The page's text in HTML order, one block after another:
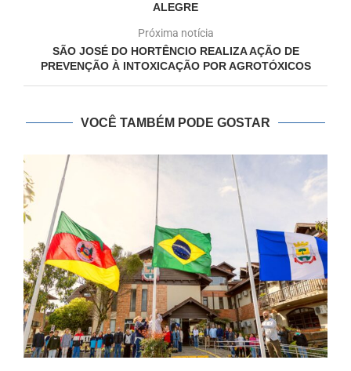
ALEGRE
Próxima notícia
SÃO JOSÉ DO HORTÊNCIO REALIZA AÇÃO DE
PREVENÇÃO À INTOXICAÇÃO POR AGROTÓXICOS
VOCÊ TAMBÉM PODE GOSTAR